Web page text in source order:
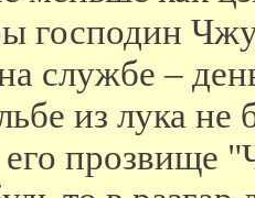
господин
службе –
из лука
прозвище